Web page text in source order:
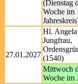
(Dienstag
Woche im
27.01.2027
Hl.
Jungfrau,
(1540)
Mittwoch
Woche im